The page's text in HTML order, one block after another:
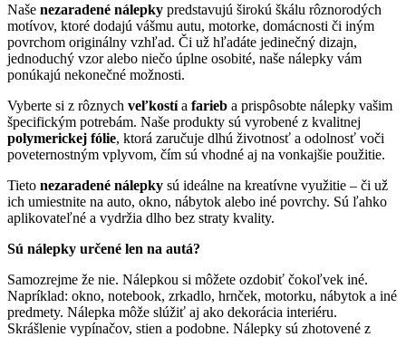
Naše nezaradené nálepky predstavujú širokú škálu rôznorodých
motívov, ktoré dodajú vášmu autu, motorke, domácnosti či iným
povrchom originálny vzhľad. Či už hľadáte jedinečný dizajn,
jednoduchý vzor alebo niečo úplne osobité, naše nálepky vám
ponúkajú nekonečné možnosti.
Vyberte si z rôznych veľkostía farieb a prispôsobte nálepky vašim
špecifickým potrebám. Naše produkty sú vyrobené z kvalitnej
polymerickej fólie, ktorá zaručuje dlhú životnosť a odolnosť voči
poveternostným vplyvom, čím sú vhodné aj na vonkajšie použitie.
Tieto nezaradené nálepky sú ideálne na kreatívne využitie – či už
ich umiestnite na auto, okno, nábytok alebo iné povrchy. Sú ľahko
aplikovateľné a vydržia dlho bez straty kvality.
Sú nálepky určené len na autá?
Samozrejme že nie. Nálepkou si môžete ozdobiť čokoľvek iné.
Napríklad: okno, notebook, zrkadlo, hrnček, motorku, nábytok a iné
predmety. Nálepka môže slúžiť aj ako dekorácia interiéru.
Skrášlenie vypínačov, stien a podobne. Nálepky sú zhotovené z